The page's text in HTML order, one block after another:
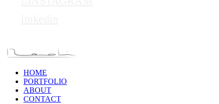
HOME
PORTFOLIO
ABOUT
CONTACT